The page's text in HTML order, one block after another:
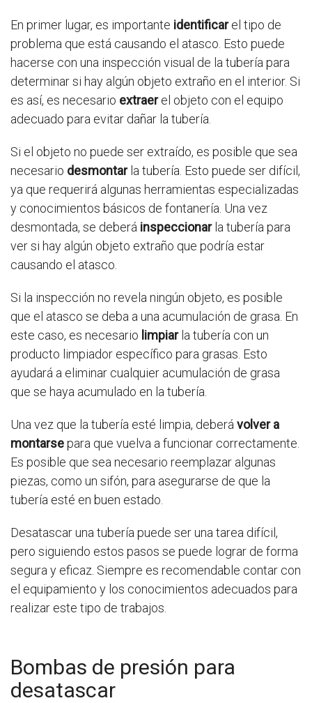
En primer lugar, es importante identificarel tipo de
problema que está causando el atasco. Esto puede
hacerse con una inspección visual de la tubería para
determinar si hay algún objeto extraño en el interior. Si
es así, es necesario extraerel objeto con el equipo
adecuado para evitar dañar la tubería.
Si el objeto no puede ser extraído, es posible que sea
necesario desmontarla tubería. Esto puede ser difícil,
ya que requerirá algunas herramientas especializadas
y conocimientos básicos de fontanería. Una vez
desmontada, se deberá inspeccionarla tubería para
ver si hay algún objeto extraño que podría estar
causando el atasco.
Si la inspección no revela ningún objeto, es posible
que el atasco se deba a una acumulación de grasa. En
este caso, es necesario limpiarla tubería con un
producto limpiador específico para grasas. Esto
ayudará a eliminar cualquier acumulación de grasa
que se haya acumulado en la tubería.
Una vez que la tubería esté limpia, deberá volver a
montarsepara que vuelva a funcionar correctamente.
Es posible que sea necesario reemplazar algunas
piezas, como un sifón, para asegurarse de que la
tubería esté en buen estado.
Desatascar una tubería puede ser una tarea difícil,
pero siguiendo estos pasos se puede lograr de forma
segura y eficaz. Siempre es recomendable contar con
el equipamiento y los conocimientos adecuados para
realizar este tipo de trabajos.
Bombas de presión para
desatascar